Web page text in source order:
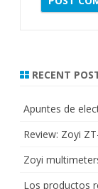
RECENT
Apuntes de
Review: Zoyi
Zoyi
Los productos